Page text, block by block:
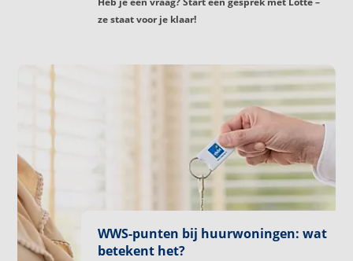
ze staat voor je klaar!
WWS-punten bij huurwoningen: wat
betekent het?